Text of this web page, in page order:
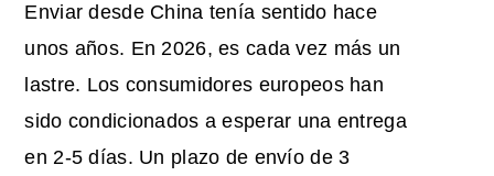
Enviar desde China tenía sentido hace
unos años. En 2026, es cada vez más un
lastre. Los consumidores europeos han
sido condicionados a esperar una entrega
en 2-5 días. Un plazo de envío de 3